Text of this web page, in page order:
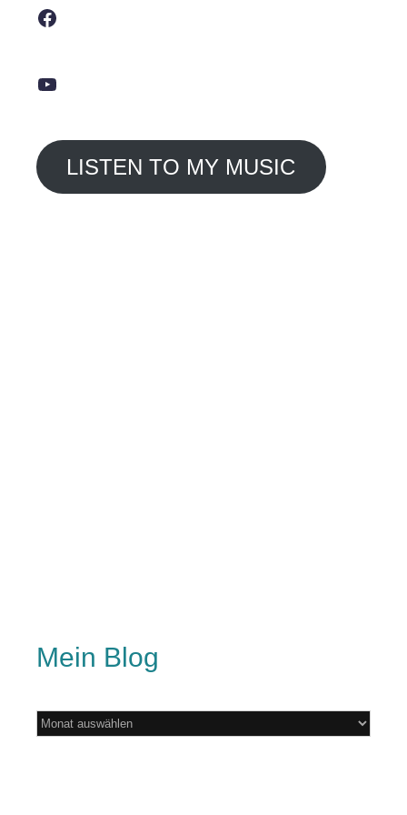
LISTEN TO MY MUSIC
Mein Blog
Mein
Blog